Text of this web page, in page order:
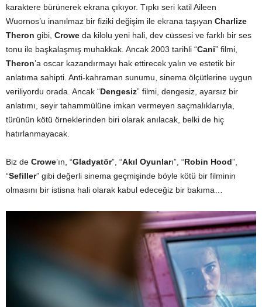
karaktere bürünerek ekrana çıkıyor. Tıpkı seri katil Aileen
Wuornos’u inanılmaz bir fiziki değişim ile ekrana taşıyan Charlize
Theron gibi, Crowe da kilolu yeni hali, dev cüssesi ve farklı bir ses
tonu ile başkalaşmış muhakkak. Ancak 2003 tarihli “Cani” filmi,
Theron’a oscar kazandırmayı hak ettirecek yalın ve estetik bir
anlatıma sahipti. Anti-kahraman sunumu, sinema ölçütlerine uygun
veriliyordu orada. Ancak “Dengesiz” filmi, dengesiz, ayarsız bir
anlatımı, seyir tahammülüne imkan vermeyen saçmalıklarıyla,
türünün kötü örneklerinden biri olarak anılacak, belki de hiç
hatırlanmayacak.
Biz de Crowe’ın, “Gladyatör”, “Akıl Oyunları”, “Robin Hood”,
“Sefiller” gibi değerli sinema geçmişinde böyle kötü bir filminin
olmasını bir istisna hali olarak kabul edeceğiz bir bakıma…